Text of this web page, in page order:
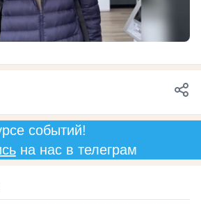
событий!
на нас в телеграм